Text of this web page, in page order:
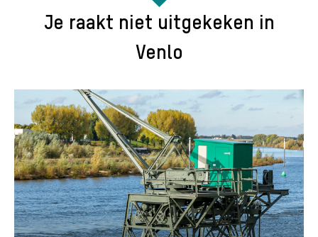
Je raakt niet uitgekeken in
Venlo